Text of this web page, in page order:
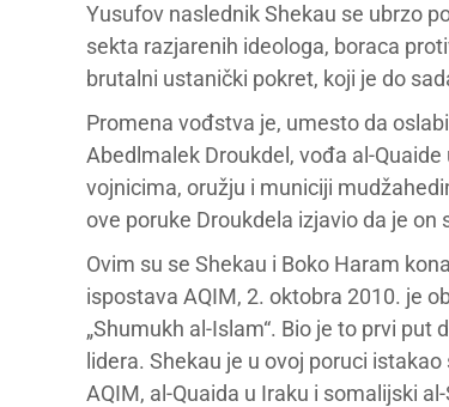
Yusufov naslednik Shekau se ubrzo
sekta razjarenih ideologa, boraca
brutalni ustanički pokret, koji je do
Promena vođstva je, umesto da
Abedlmalek Droukdel, vođa al-
vojnicima, oružju i municiji
ove poruke Droukdela izjavio da je
Ovim su se Shekau i Boko Haram
ispostava AQIM, 2. oktobra 2010. je
„Shumukh al-Islam“. Bio je to prvi
lidera. Shekau je u ovoj poruci
AQIM, al-Quaida u Iraku i somalijski